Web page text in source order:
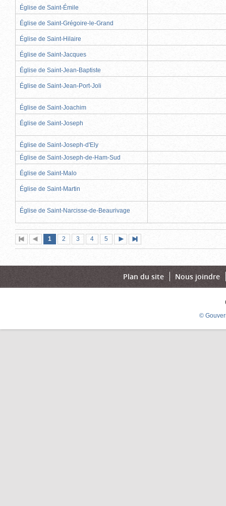
Église de Saint-Émile
Église de Saint-Grégoire-le-Grand
Église de Saint-Hilaire
Église de Saint-Jacques
Église de Saint-Jean-Baptiste
Église de Saint-Jean-Port-Joli
Église de Saint-Joachim
Église de Saint-Joseph
Église de Saint-Joseph-d'Ely
Église de Saint-Joseph-de-Ham-Sud
Église de Saint-Malo
Église de Saint-Martin
Église de Saint-Narcisse-de-Beaurivage
Première
page
Page
précédente
Page
1 (page
actuelle)
Page
2 Page
3 Page
4 Page
5
suivante
page
Plan du site Nous joindre
©